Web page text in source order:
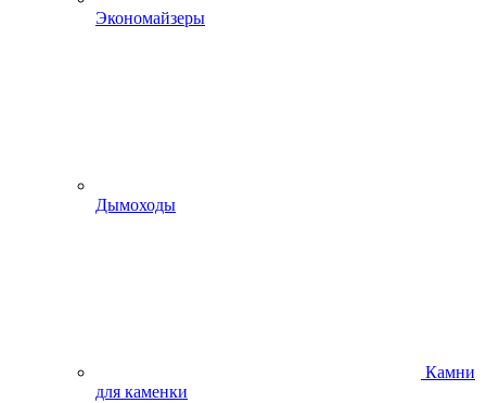
Экономайзеры
Дымоходы
Камни
для каменки